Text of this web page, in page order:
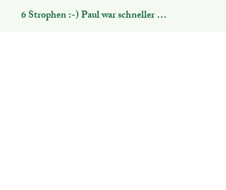
6 Strophen :-) Paul war schneller …